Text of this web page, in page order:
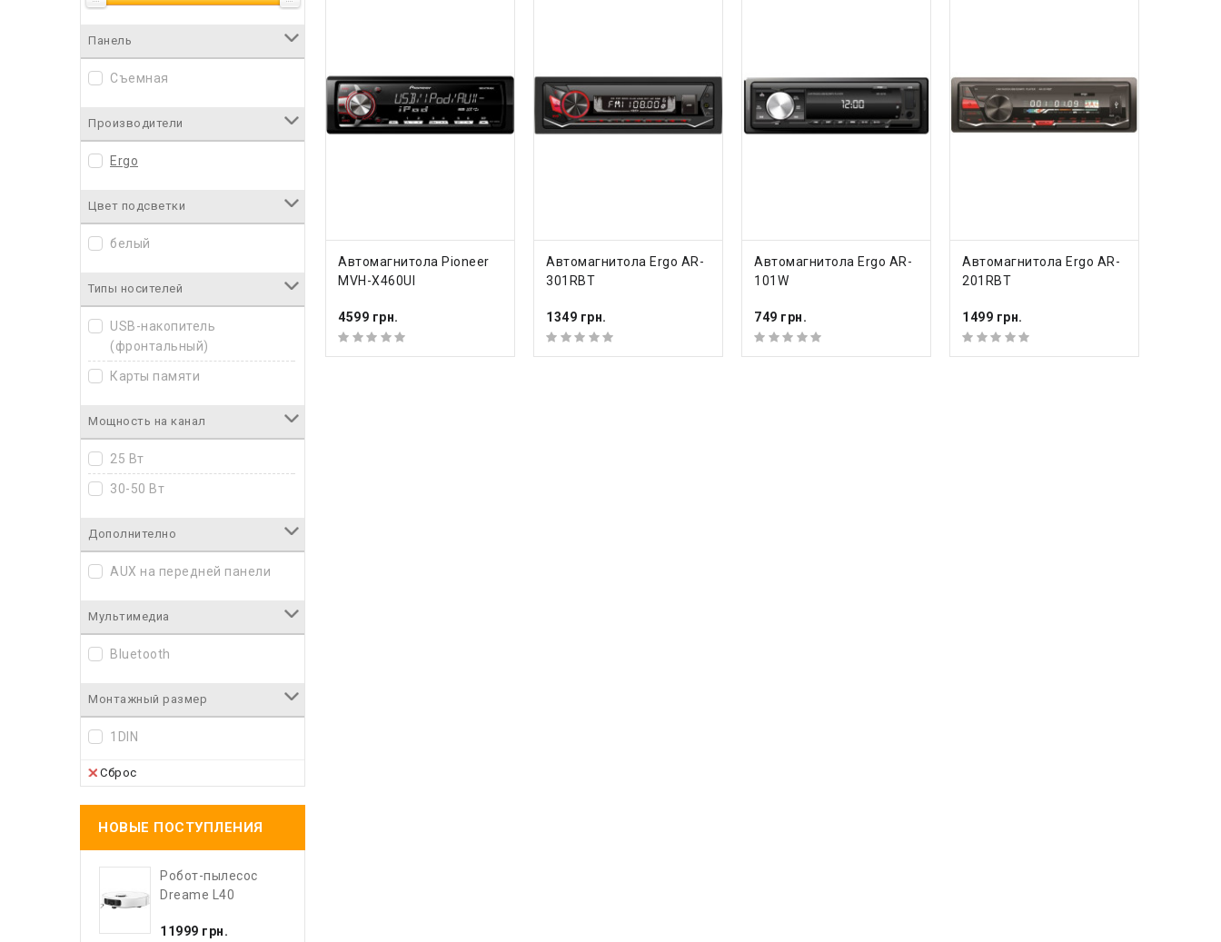
Панель
Съемная
Производители
Ergo
Цвет подсветки
белый
Типы носителей
USB-накопитель
(фронтальный)
Карты памяти
Мощность на канал
25 Вт
30-50 Вт
Дополнително
AUX на передней панели
Мультимедиа
Bluetooth
Монтажный размер
1DIN
Сброс
НОВЫЕ ПОСТУПЛЕНИЯ
Робот-пылесос
Dreame L40
11999 грн.
КУПИТЬ
Автомагнитола Pioneer
MVH-X460UI
4599 грн.
КУПИТЬ
Автомагнитола Ergo AR-
301RBT
1349 грн.
КУПИТЬ
Автомагнитола Ergo AR-
101W
749 грн.
КУПИТЬ
Автомагнитола Ergo AR-
201RBT
1499 грн.